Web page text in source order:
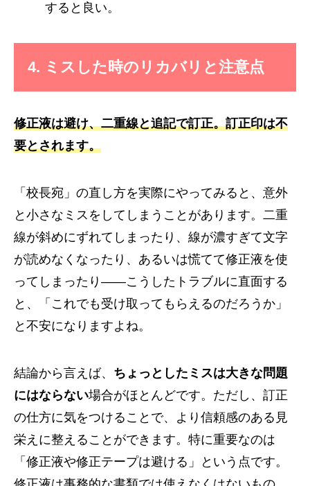
すると良い。
4. ミスした時のリカバリと注意点
修正液は避け、二重線と追記で訂正。訂正印は不
要とされます。
「校長宛」の直し方を実際にやってみると、意外
と小さなミスをしてしまうことがあります。二重
線が斜めにずれてしまったり、線が濃すぎて文字
が読めなくなったり、あるいは慌てて修正液を使
ってしまったり――こうしたトラブルに直面する
と、「これでも受け取ってもらえるのだろうか」
と不安になりますよね。
結論から言えば、 ちょっとしたミスは大きな問題
にはならない場合がほとんどです。ただし、訂正
の仕方に気をつけることで、より信頼感のある見
栄えに整えることができます。特に重要なのは
「修正液や修正テープは避ける」という点です。